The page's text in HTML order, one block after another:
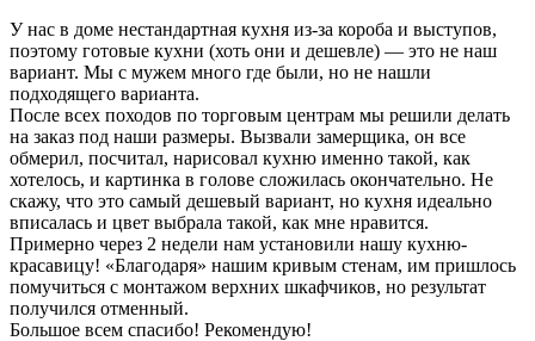
У нас в доме нестандартная кухня из-за короба и выступов,
поэтому готовые кухни (хоть они и дешевле) — это не наш
вариант. Мы с мужем много где были, но не нашли
подходящего варианта.
После всех походов по торговым центрам мы решили делать
на заказ под наши размеры. Вызвали замерщика, он все
обмерил, посчитал, нарисовал кухню именно такой, как
хотелось, и картинка в голове сложилась окончательно. Не
скажу, что это самый дешевый вариант, но кухня идеально
вписалась и цвет выбрала такой, как мне нравится.
Примерно через 2 недели нам установили нашу кухню-
красавицу! «Благодаря» нашим кривым стенам, им пришлось
помучиться с монтажом верхних шкафчиков, но результат
получился отменный.
Большое всем спасибо! Рекомендую!